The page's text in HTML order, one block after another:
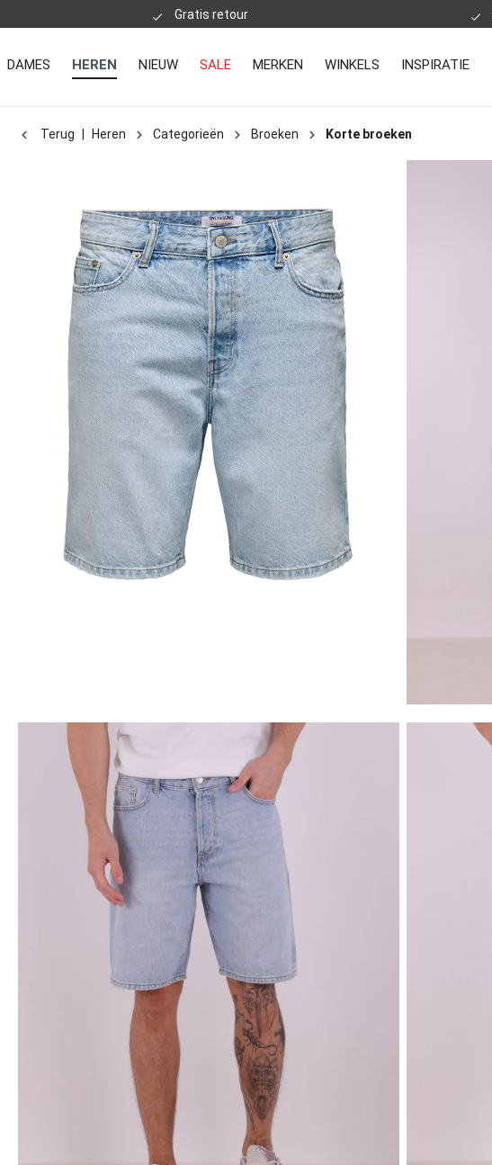
Gratis retour
DAMES HEREN NIEUW SALE MERKEN WINKELS INSPIRATIE
Terug Heren Categorieën Broeken Korte broeken